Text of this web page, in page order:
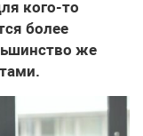
кого-то
более
же